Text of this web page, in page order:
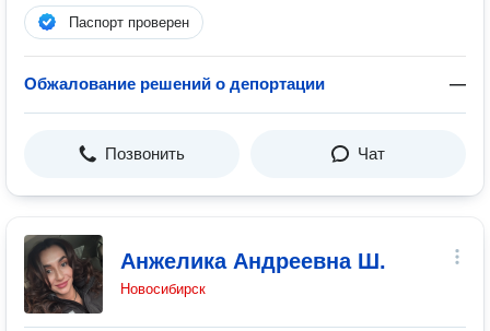
Паспорт проверен
Обжалование решений о депортации —
Позвонить Чат
Анжелика Андреевна Ш.
Новосибирск